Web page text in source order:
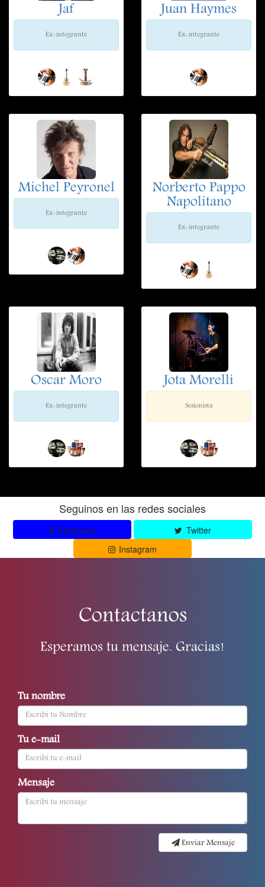
Jaf
Ex-integrante
Juan Haymes
Ex-integrante
Michel Peyronel
Ex-integrante
Norberto Pappo
Napolitano
Ex-integrante
Oscar Moro
Ex-integrante
Jota Morelli
Sesionista
Seguinos en las redes sociales
Facebook
Twitter
Instagram
Contactanos
Esperamos tu mensaje. Gracias!
Tu nombre
Tu e-mail
Mensaje
Enviar Mensaje